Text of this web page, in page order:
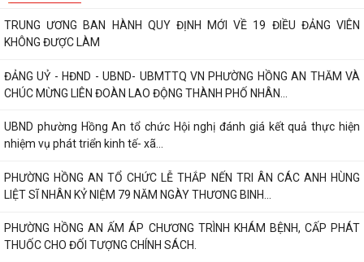
TRUNG ƯƠNG BAN HÀNH QUY ĐỊNH MỚI VỀ 19 ĐIỀU ĐẢNG VIÊN
KHÔNG ĐƯỢC LÀM
ĐẢNG UỶ - HĐND - UBND- UBMTTQ VN PHƯỜNG HỒNG AN THĂM VÀ
CHÚC MỪNG LIÊN ĐOÀN LAO ĐỘNG THÀNH PHỐ NHÂN...
UBND phường Hồng An tổ chức Hội nghị đánh giá kết quả thực hiện
nhiệm vụ phát triển kinh tế- xã...
PHƯỜNG HỒNG AN TỔ CHỨC LỄ THẮP NẾN TRI ÂN CÁC ANH HÙNG
LIỆT SĨ NHÂN KỶ NIỆM 79 NĂM NGÀY THƯƠNG BINH...
PHƯỜNG HỒNG AN ẤM ÁP CHƯƠNG TRÌNH KHÁM BỆNH, CẤP PHÁT
THUỐC CHO ĐỐI TƯỢNG CHÍNH SÁCH.